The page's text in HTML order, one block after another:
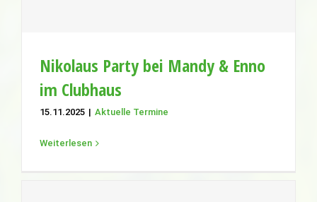
Nikolaus Party bei Mandy & Enno
im Clubhaus
15.11.2025 | Aktuelle Termine
Weiterlesen